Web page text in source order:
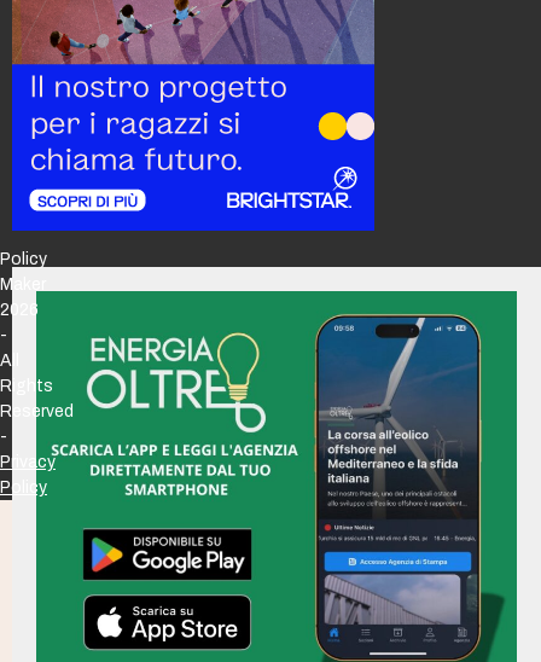
Policy
Maker
2026
-
All
Rights
Reserved
-
Privacy
Policy